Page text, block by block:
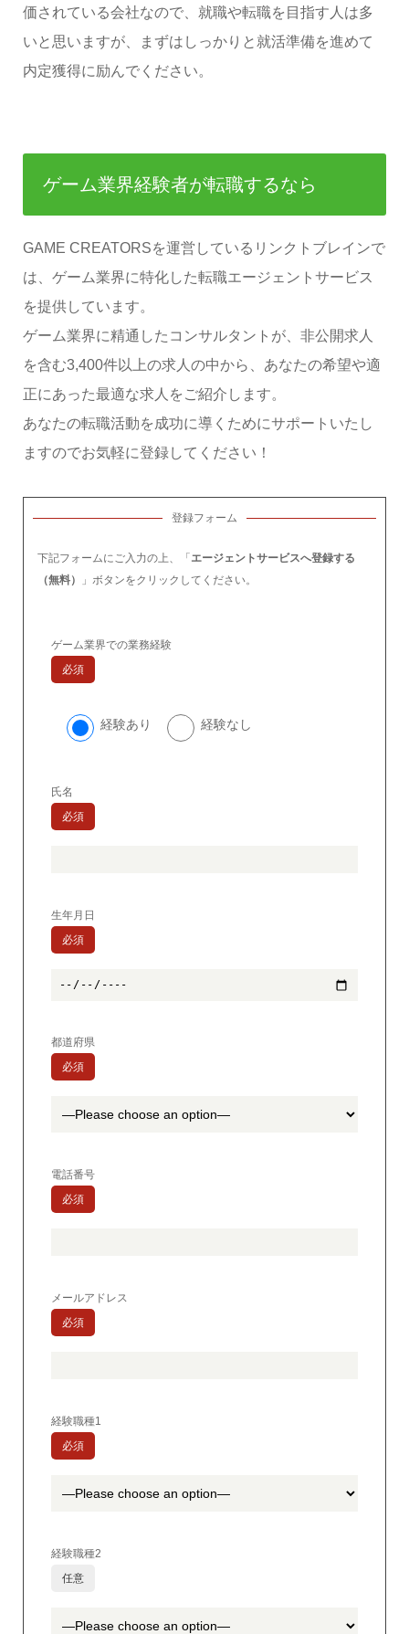
価されている会社なので、就職や転職を目指す人は多
いと思いますが、まずはしっかりと就活準備を進めて
内定獲得に励んでください。
ゲーム業界経験者が転職するなら
GAME CREATORSを運営しているリンクトブレインで
は、ゲーム業界に特化した転職エージェントサービス
を提供しています。
ゲーム業界に精通したコンサルタントが、非公開求人
を含む3,400件以上の求人の中から、あなたの希望や適
正にあった最適な求人をご紹介します。
あなたの転職活動を成功に導くためにサポートいたし
ますのでお気軽に登録してください！
登録フォーム
下記フォームにご入力の上、「 エージェントサービスへ登録する
（無料）
」ボタンをクリックしてください。
ゲーム業界での業務経験
必須
経験あり 経験なし
氏名
必須
生年月日
必須
都道府県
必須
電話番号
必須
メールアドレス
必須
経験職種1
必須
経験職種2
任意